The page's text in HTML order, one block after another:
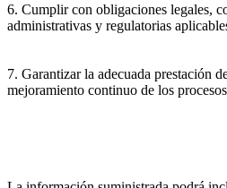
6. Cumplir con obligaciones legales,
administrativas y regulatorias
7. Garantizar la adecuada prestación
mejoramiento continuo de los